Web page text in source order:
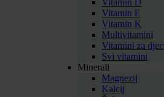
Vitamin D
Vitamin E
Vitamin K
Multivitamini
Vitamini za
Svi vitamini
Minerali
Magnezij
Kalcij